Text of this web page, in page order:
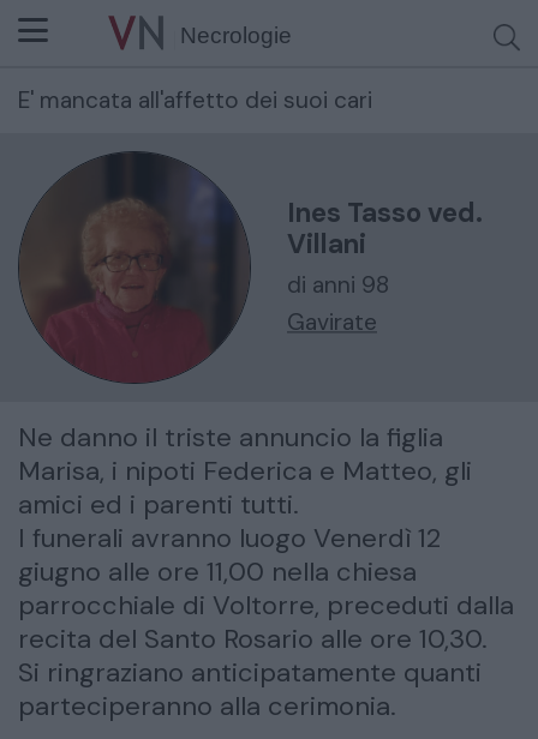
Necrologie
Cerca per nome o cognome
E' mancata all'affetto dei suoi cari
Ines Tasso ved.
Villani
di anni 98
Gavirate
Ne danno il triste annuncio la figlia
Marisa, i nipoti Federica e Matteo, gli
amici ed i parenti tutti.
I funerali avranno luogo Venerdì 12
giugno alle ore 11,00 nella chiesa
parrocchiale di Voltorre, preceduti dalla
recita del Santo Rosario alle ore 10,30.
Si ringraziano anticipatamente quanti
parteciperanno alla cerimonia.